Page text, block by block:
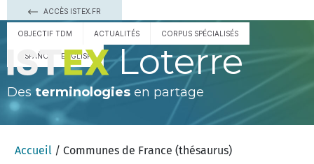
ACCÈS ISTEX.FR
OBJECTIF TDM ACTUALITÉS CORPUS SPÉCIALISÉS
ESPAÑOL ENGLISH Loterre
Des terminologies en partage
Accueil / Communes de France (thésaurus)